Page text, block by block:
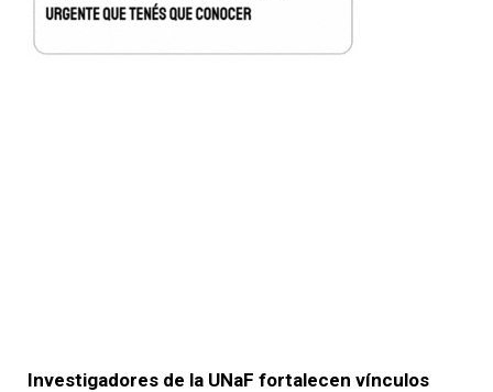
Investigadores de la UNaF fortalecen vínculos